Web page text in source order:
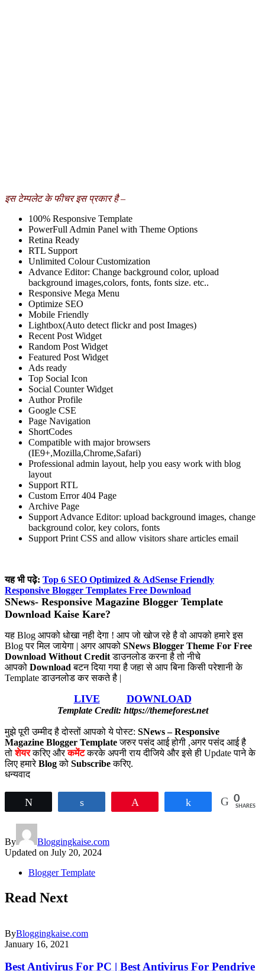
इस टेम्पलेट के फीचर इस प्रकार है –
100% Responsive Template
PowerFull Admin Panel with Theme Options
Retina Ready
RTL Support
Unlimited Colour Customization
Advance Editor: Change background color, upload
background images,colors, fonts, fonts size. etc..
Responsive Mega Menu
Optimize SEO
Mobile Friendly
Lightbox(Auto detect flickr and post Images)
Recent Post Widget
Random Post Widget
Featured Post Widget
Ads ready
Top Social Icon
Social Counter Widget
Author Profile
Google CSE
Page Navigation
ShortCodes
Compatible with major browsers
(IE9+,Mozilla,Chrome,Safari)
Professional admin layout, help you easy work with blog
layout
Support RTL
Custom Error 404 Page
Archive Page
Support Advance Editor: upload background images, change
background color, key colors, fonts
Support Print CSS and allow visitors share articles email
यह भी पढ़े: Top 6 SEO Optimized & AdSense Friendly
Responsive Blogger Templates Free Download
SNews- Responsive Magazine Blogger Template
Download Kaise Kare?
यह Blog आपको धोखा नही देगा ! आप जो खोज रहे है वो आपको हमारे इस
Blog पर मिल जायेगा | अगर आपको SNews Blogger Theme For Free
Download Without Creditडाउनलोड करना है तो नीचे
आपको Downloadबटन दिया गया है जहा से आप बिना किसी परेशानी के
Template डाउनलोड कर सकते है |
LIVE DOWNLOAD
Template Credit: https://themeforest.net
मुझे पूरी उम्मीद है दोस्तों आपको ये पोस्ट: SNews – Responsive
Magazine Blogger Templateजरुर पसंद आई होगी ,अगर पसंद आई है
तोशेयरकरिए और कमेंटकरके अपनी राय दीजिये और इसे ही Update पाने के
लिए हमारेBlogको Subscribeकरिए.
धन्यवाद
Share 0
SHARES
By
Bloggingkaise.com
Updated on July 20, 2024
Blogger Template
Read Next
ByBloggingkaise.com
January 16, 2021
Best Antivirus For PC | Best Antivirus For Pendrive